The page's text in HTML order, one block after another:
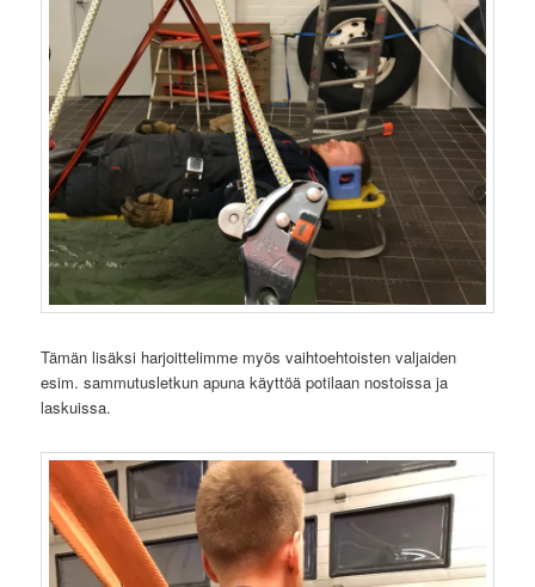
Tämän lisäksi harjoittelimme myös vaihtoehtoisten valjaiden
esim. sammutusletkun apuna käyttöä potilaan nostoissa ja
laskuissa.